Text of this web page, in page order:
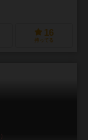
16
持ってる